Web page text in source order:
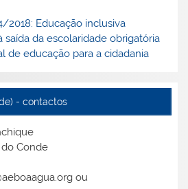
2018: Educação inclusiva
saída da escolaridade obrigatória
de educação para a cidadania
- contactos
do Conde
ou